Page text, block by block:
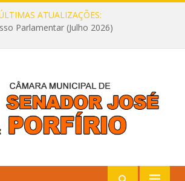
ATUALIZAÇÕES:
Parlamentar (Julho 2026)